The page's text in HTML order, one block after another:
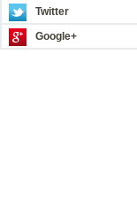
Twitter
Google+